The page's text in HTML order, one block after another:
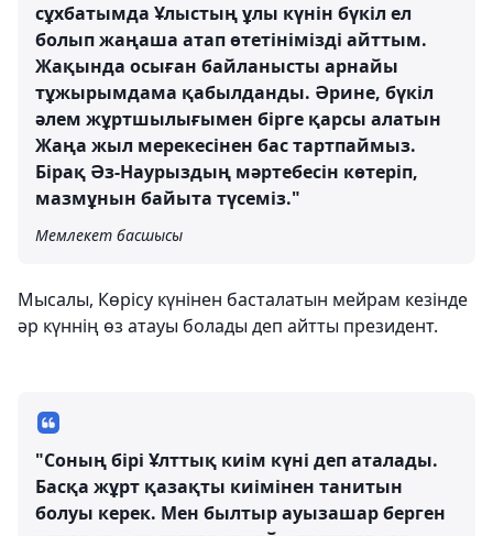
сұхбатымда Ұлыстың ұлы күнін бүкіл ел
болып жаңаша атап өтетінімізді айттым.
Жақында осыған байланысты арнайы
тұжырымдама қабылданды. Әрине, бүкіл
әлем жұртшылығымен бірге қарсы алатын
Жаңа жыл мерекесінен бас тартпаймыз.
Бірақ Әз-Наурыздың мәртебесін көтеріп,
мазмұнын байыта түсеміз."
Мемлекет басшысы
Мысалы, Көрісу күнінен басталатын мейрам кезінде
әр күннің өз атауы болады деп айтты президент.
"Соның бірі Ұлттық киім күні деп аталады.
Басқа жұрт қазақты киімінен танитын
болуы керек. Мен былтыр ауызашар берген